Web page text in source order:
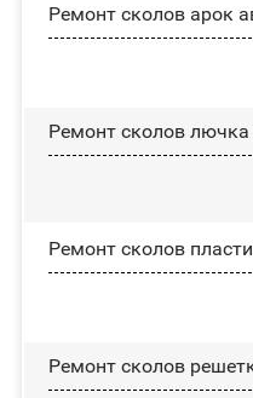
Ремонт сколов арок
Ремонт сколов лючка
Ремонт сколов
Ремонт сколов